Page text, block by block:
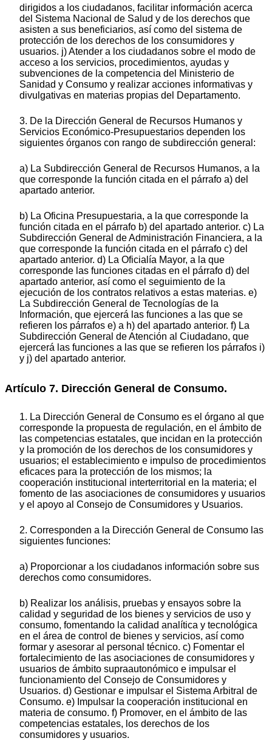
dirigidos a los ciudadanos, facilitar información acerca
del Sistema Nacional de Salud y de los derechos que
asisten a sus beneficiarios, así como del sistema de
protección de los derechos de los consumidores y
usuarios. j) Atender a los ciudadanos sobre el modo de
acceso a los servicios, procedimientos, ayudas y
subvenciones de la competencia del Ministerio de
Sanidad y Consumo y realizar acciones informativas y
divulgativas en materias propias del Departamento.
3. De la Dirección General de Recursos Humanos y
Servicios Económico-Presupuestarios dependen los
siguientes órganos con rango de subdirección general:
a) La Subdirección General de Recursos Humanos, a la
que corresponde la función citada en el párrafo a) del
apartado anterior.
b) La Oficina Presupuestaria, a la que corresponde la
función citada en el párrafo b) del apartado anterior. c) La
Subdirección General de Administración Financiera, a la
que corresponde la función citada en el párrafo c) del
apartado anterior. d) La Oficialía Mayor, a la que
corresponde las funciones citadas en el párrafo d) del
apartado anterior, así como el seguimiento de la
ejecución de los contratos relativos a estas materias. e)
La Subdirección General de Tecnologías de la
Información, que ejercerá las funciones a las que se
refieren los párrafos e) a h) del apartado anterior. f) La
Subdirección General de Atención al Ciudadano, que
ejercerá las funciones a las que se refieren los párrafos i)
y j) del apartado anterior.
Artículo 7. Dirección General de Consumo.
1. La Dirección General de Consumo es el órgano al que
corresponde la propuesta de regulación, en el ámbito de
las competencias estatales, que incidan en la protección
y la promoción de los derechos de los consumidores y
usuarios; el establecimiento e impulso de procedimientos
eficaces para la protección de los mismos; la
cooperación institucional interterritorial en la materia; el
fomento de las asociaciones de consumidores y usuarios
y el apoyo al Consejo de Consumidores y Usuarios.
2. Corresponden a la Dirección General de Consumo las
siguientes funciones:
a) Proporcionar a los ciudadanos información sobre sus
derechos como consumidores.
b) Realizar los análisis, pruebas y ensayos sobre la
calidad y seguridad de los bienes y servicios de uso y
consumo, fomentando la calidad analítica y tecnológica
en el área de control de bienes y servicios, así como
formar y asesorar al personal técnico. c) Fomentar el
fortalecimiento de las asociaciones de consumidores y
usuarios de ámbito supraautonómico e impulsar el
funcionamiento del Consejo de Consumidores y
Usuarios. d) Gestionar e impulsar el Sistema Arbitral de
Consumo. e) Impulsar la cooperación institucional en
materia de consumo. f) Promover, en el ámbito de las
competencias estatales, los derechos de los
consumidores y usuarios.